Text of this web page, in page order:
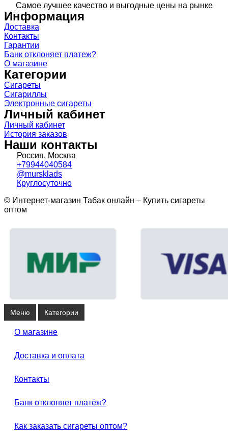
Самое лучшее качество и выгодные цены на рынке
Информация
Доставка
Контакты
Гарантии
Банк отклоняет платеж?
О магазине
Категории
Сигареты
Сигариллы
Электронные сигареты
Личный кабинет
Личный кабинет
История заказов
Наши контакты
Россия, Москва
+79944040584
@mursklads
Круглосуточно
© Интернет-магазин Табак онлайн – Купить сигареты
оптом
Меню Категории
О магазине
Доставка и оплата
Контакты
Банк отклоняет платёж?
Как заказать сигареты оптом?